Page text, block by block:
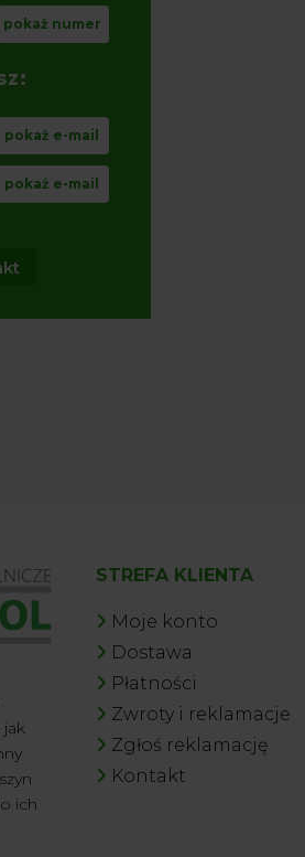
pokaż numer
pokaż e-mail
pokaż e-mail
jak
ich
STREFA KLIENTA
Moje konto
Dostawa
Płatności
Zwroty i reklamacje
Zgłoś reklamację
Kontakt